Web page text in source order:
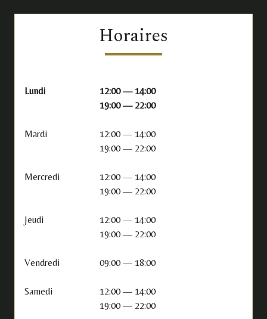
Horaires
Lundi
12:00 — 14:00
19:00 — 22:00
Mardi
12:00 — 14:00
19:00 — 22:00
Mercredi
12:00 — 14:00
19:00 — 22:00
Jeudi
12:00 — 14:00
19:00 — 22:00
Vendredi 09:00 — 18:00
Samedi
12:00 — 14:00
19:00 — 22:00